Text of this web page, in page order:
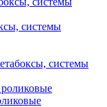
системы
системы